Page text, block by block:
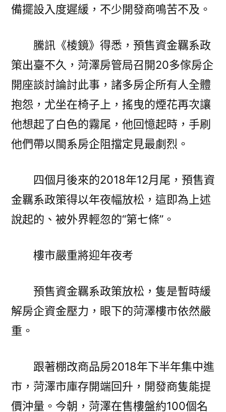
備擺設入度遲緩，不少開發商鳴苦不及。
騰訊《棱鏡》得悉，預售資金羈系政
策出臺不久，菏澤房管局召開20多傢房企
開座談討論討此事，諸多房企所有人全體
抱怨，尤坐在椅子上，搖曳的煙花再次讓
他想起了白色的霧尾，他回憶起時，手刷
他們帶以閩系房企阻擋定見最劇烈。
四個月後來的2018年12月尾，預售資
金羈系政策得以年夜幅放松，這即為上述
說起的、被外界輕忽的“第七條”。
樓市嚴重將迎年夜考
預售資金羈系政策放松，隻是暫時緩
解房企資金壓力，眼下的菏澤樓市依然嚴
重。
跟著棚改商品房2018年下半年集中進
市，菏澤市庫存開端回升，開發商隻能提
價沖量。今朝，菏澤在售樓盤約100個名